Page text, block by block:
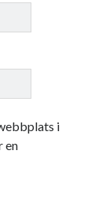
i
en